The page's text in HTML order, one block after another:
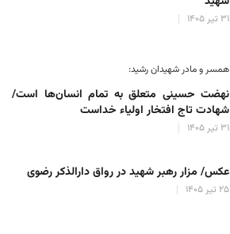
۳۱ تیر ۱۴۰۵
همسر و مادر شهیدان رشید:
نهضت حسینی متعلق به تمام انسان‌ها است/
شهادت تاج افتخار اولیاء خداست
۳۱ تیر ۱۴۰۵
عکس/ مزار رهبر شهید در رواق دارالذکر رضوی
۲۵ تیر ۱۴۰۵